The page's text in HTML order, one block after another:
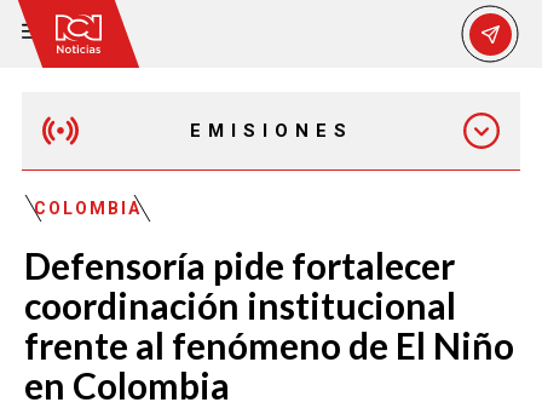
EMISIONES
EMISIÓN 12:30 PM
EMISIÓN 7:00 PM
COLOMBIA
Defensoría pide fortalecer
coordinación institucional
frente al fenómeno de El Niño
en Colombia